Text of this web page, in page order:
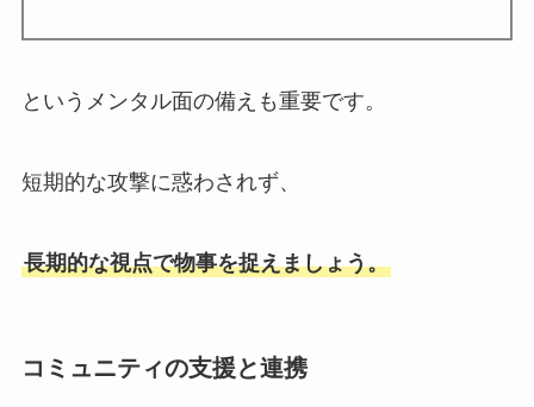
というメンタル面の備えも重要です。
短期的な攻撃に惑わされず、
長期的な視点で物事を捉えましょう。
コミュニティの支援と連携